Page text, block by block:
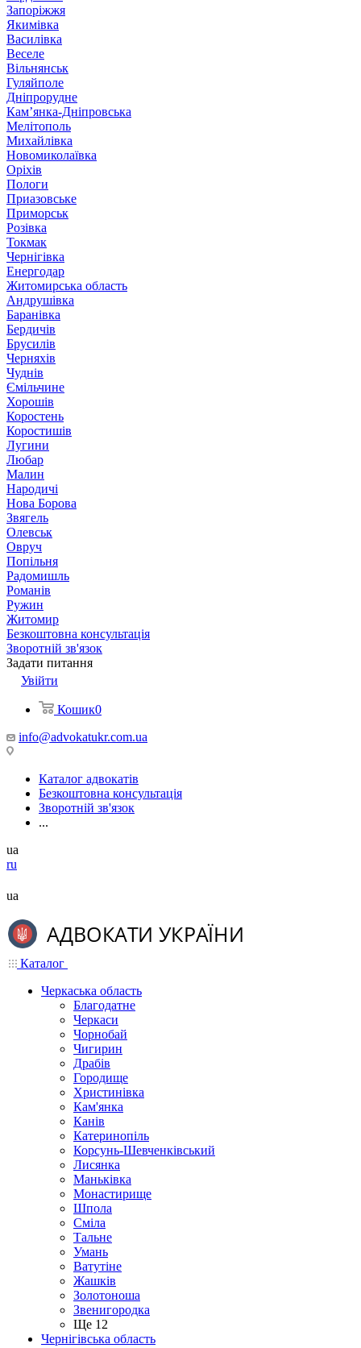
Запоріжжя
Якимівка
Василівка
Веселе
Вільнянськ
Гуляйполе
Дніпрорудне
Кам’янка-Дніпровська
Мелітополь
Михайлівка
Новомиколаївка
Оріхів
Пологи
Приазовське
Приморськ
Розівка
Токмак
Чернігівка
Енергодар
Житомирська область
Андрушівка
Баранівка
Бердичів
Брусилів
Черняхів
Чуднів
Ємільчине
Хорошів
Коростень
Коростишів
Лугини
Любар
Малин
Народичі
Нова Борова
Звягель
Олевськ
Овруч
Попільня
Радомишль
Романів
Ружин
Житомир
Безкоштовна консультація
Зворотній зв'язок
Задати питання
Увійти
Кошик0
info@advokatukr.com.ua
Каталог адвокатів
Безкоштовна консультація
Зворотній зв'язок
...
ua
ru
ua
Каталог
Черкаська область
Благодатне
Черкаси
Чорнобай
Чигирин
Драбів
Городище
Христинівка
Кам'янка
Канів
Катеринопіль
Корсунь-Шевченківський
Лисянка
Маньківка
Монастирище
Шпола
Сміла
Тальне
Умань
Ватутіне
Жашків
Золотоноша
Звенигородка
Ще 12
Чернігівська область